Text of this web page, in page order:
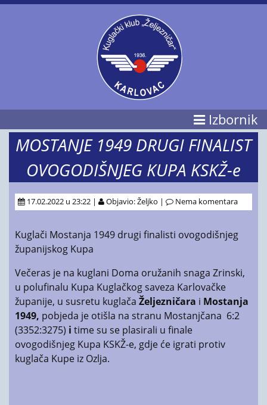
Izbornik
MOSTANJE 1949 DRUGI FINALIST
OVOGODIŠNJEG KUPA KSKŽ-e
17.02.2022 u 23:22 | Objavio: Željko | Nema komentara
Kuglači Mostanja 1949 drugi finalisti ovogodišnjeg
županijskog Kupa
Večeras je na kuglani Doma oružanih snaga Zrinski,
u polufinalu Kupa Kuglačkog saveza Karlovačke
županije, u susretu kuglača Željezničara i Mostanja
1949, pobjeda je otišla na stranu Mostanjčana 6:2
(3352:3275) i time su se plasirali u finale
ovogodišnjeg Kupa KSKŽ-e, gdje će igrati protiv
kuglača Kupe iz Ozlja.